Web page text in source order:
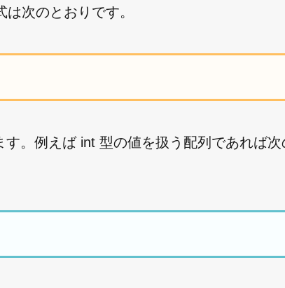
次のとおりです。
。例えば int 型の値を扱う配列であれば